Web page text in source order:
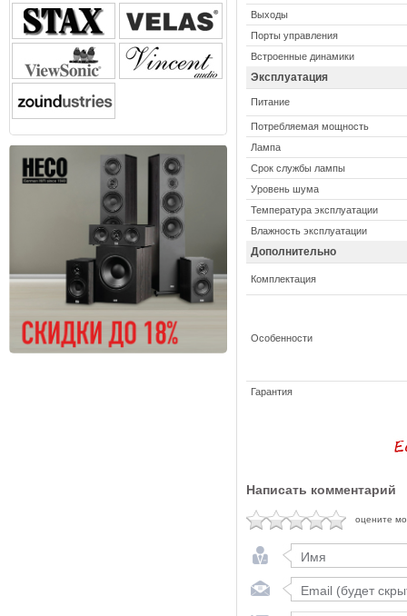
Выходы
Порты управления
Встроенные динамики
Эксплуатация
Питание
Потребляемая мощность
Лампа
Срок службы лампы
Уровень шума
Температура эксплуатации
Влажность эксплуатации
Дополнительно
Комплектация
Особенности
Гарантия
Написать комментарий
оцените